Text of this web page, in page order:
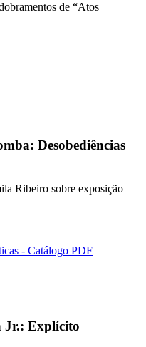
de “Atos
Desobediências
Ribeiro sobre exposição
- Catálogo PDF
Jr.: Explícito